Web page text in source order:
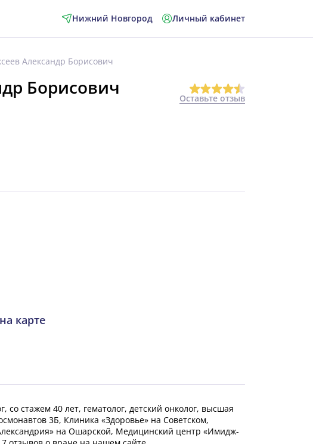
Нижний Новгород Личный кабинет
Александр Борисович
Борисович Оставьте отзыв
карте
со стажем 40 лет, гематолог, детский онколог, высшая
3Б, Клиника «Здоровье» на Советском,
на Ошарской, Медицинский центр «Имидж-